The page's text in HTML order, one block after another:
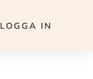
LOGGA IN